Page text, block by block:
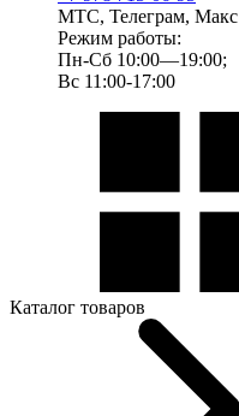
МТС, Телеграм, Макс
Режим работы:
Пн-Сб 10:00—19:00;
Вс 11:00-17:00
Каталог товаров